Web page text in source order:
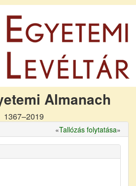
Almanach
1367–2019
«Tallózás folytatása»